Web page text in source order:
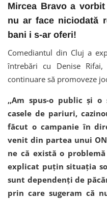
Mircea Bravo a
nu ar face niciodată
bani i s-ar oferi!
Comediantul din Cluj a
întrebări cu Denise
continuare să promoveze
,,Am spus-o public și
casele de pariuri,
făcut o campanie în
venit din partea unui
ne că există o
explicat puțin situația
sunt dependenți de
prin care sugeram că